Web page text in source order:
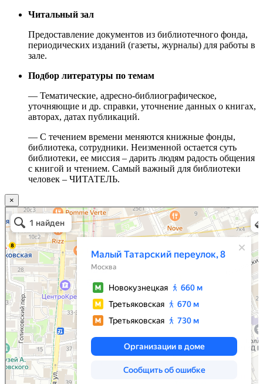
Читальный зал
Предоставление документов из библиотечного фонда,
периодических изданий (газеты, журналы) для работы в
зале.
Подбор литературы по темам
— Тематические, адресно-библиографическое,
уточняющие и др. справки, уточнение данных о книгах,
авторах, датах публикаций.
— С течением времени меняются книжные фонды,
библиотека, сотрудники. Неизменной остается суть
библиотеки, ее миссия – дарить людям радость общения
с книгой и чтением. Самый важный для библиотеки
человек – ЧИТАТЕЛЬ.
×
Москва
Малый Татарский переулок, 8 на карте Москвы, ближайшее метро Новокузнецкая —
Яндекс.Карты